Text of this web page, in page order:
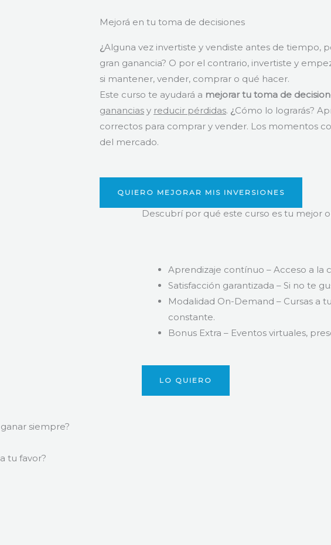
Mejorá en tu toma de decisiones
¿Alguna vez invertiste y vendiste antes de tiempo,
gran ganancia? O por el contrario, invertiste y
si mantener, vender, comprar o qué hacer.
Este curso te ayudará a mejorar tu toma de
ganancias y reducir pérdidas. ¿Cómo lo lograrás?
correctos para comprar y vender. Los momentos
del mercado.
QUIERO MEJORAR MIS INVERSIONES
Descubrí por qué este curso es tu mejor
Aprendizaje contínuo – Acceso a la
Satisfacción garantizada – Si no te
Modalidad On-Demand – Cursas a
constante.
Bonus Extra – Eventos virtuales,
LO QUIERO
siempre?
tu favor?